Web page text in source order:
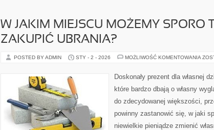
W JAKIM MIEJSCU MOŻEMY SPORO
ZAKUPIĆ UBRANIA?
POSTED BY ADMIN STY - 2 - 2026 MOŻLIWOŚĆ KOMENTOWANIA W
Doskonały prezent dla własnej
które bardzo dbają o własny
do zdecydowanej większości,
powinny zastanowić się, w jaki
niewielkie pieniądze zmienić